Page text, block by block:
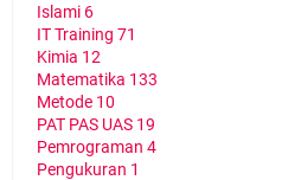
Islami 6
IT Training 71
Kimia 12
Matematika 133
Metode 10
PAT PAS UAS 19
Pemrograman 4
Pengukuran 1